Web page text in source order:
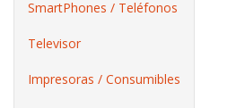
SmartPhones / Teléfonos
Televisor
Impresoras / Consumibles